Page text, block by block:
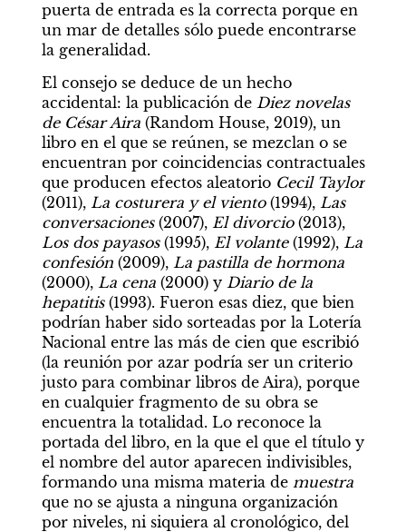
puerta de entrada es la correcta porque en
un mar de detalles sólo puede encontrarse
la generalidad.
El consejo se deduce de un hecho
accidental: la publicación de Diez novelas
de César Aira (Random House, 2019), un
libro en el que se reúnen, se mezclan o se
encuentran por coincidencias contractuales
que producen efectos aleatorio
Cecil Taylor
(2011), La costurera y el viento (1994), Las
conversaciones (2007), El divorcio
(2013),
Los dos payasos (1995), El volante (1992), La
confesión (2009),
La pastilla de hormona
(2000), La cena (2000) y Diario de la
hepatitis (1993). Fueron esas diez, que bien
podrían haber sido sorteadas por la Lotería
Nacional entre las más de cien que escribió
(la reunión por azar podría ser un criterio
justo para combinar libros de Aira), porque
en cualquier fragmento de su obra se
encuentra la totalidad. Lo reconoce la
portada del libro, en la que el que el título y
el nombre del autor aparecen indivisibles,
formando una misma materia de
muestra
que no se ajusta a ninguna organización
por niveles, ni siquiera al cronológico, del